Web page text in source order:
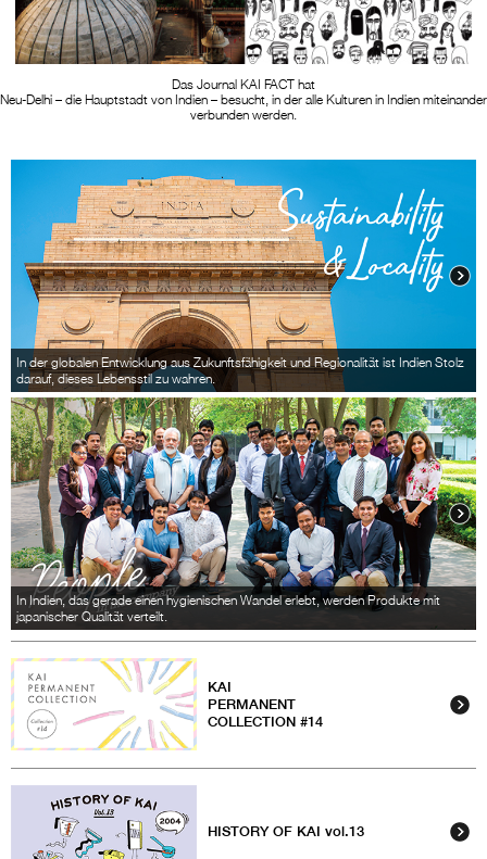
Das Journal KAI FACT hat
Neu-Delhi – die Hauptstadt von Indien – besucht, in der alle Kulturen in Indien miteinander
verbunden werden.
In der globalen Entwicklung aus Zukunftsfähigkeit und Regionalität ist Indien Stolz
darauf, dieses Lebensstil zu wahren.
In Indien, das gerade einen hygienischen Wandel erlebt, werden Produkte mit
japanischer Qualität verteilt.
KAI
PERMANENT
COLLECTION #14
HISTORY OF KAI vol.13